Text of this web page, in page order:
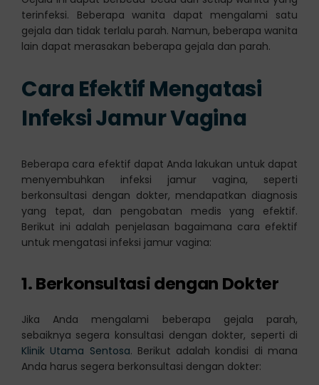
terinfeksi. Beberapa wanita dapat mengalami satu
gejala dan tidak terlalu parah. Namun, beberapa wanita
lain dapat merasakan beberapa gejala dan parah.
Cara Efektif Mengatasi
Infeksi Jamur Vagina
Beberapa cara efektif dapat Anda lakukan untuk dapat
menyembuhkan infeksi jamur vagina, seperti
berkonsultasi dengan dokter, mendapatkan diagnosis
yang tepat, dan pengobatan medis yang efektif.
Berikut ini adalah penjelasan bagaimana cara efektif
untuk mengatasi infeksi jamur vagina:
1. Berkonsultasi dengan Dokter
Jika Anda mengalami beberapa gejala parah,
sebaiknya segera konsultasi dengan dokter, seperti di
Klinik Utama Sentosa. Berikut adalah kondisi di mana
Anda harus segera berkonsultasi dengan dokter: